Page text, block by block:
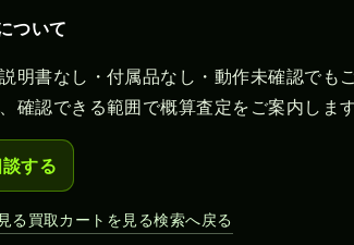
ついて
明書なし・付属品なし・動作未確認でも
認できる範囲で概算査定をご案内します
する
る買取カートを見る検索へ戻る